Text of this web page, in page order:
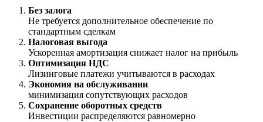
Без залога
Не требуется дополнительное обеспечение по
стандартным сделкам
Налоговая выгода
Ускоренная амортизация снижает налог на прибыль
Оптимизация НДС
Лизинговые платежи учитываются в расходах
Экономия на обслуживании
минимизация сопутствующих расходов
Сохранение оборотных средств
Инвестиции распределяются равномерно